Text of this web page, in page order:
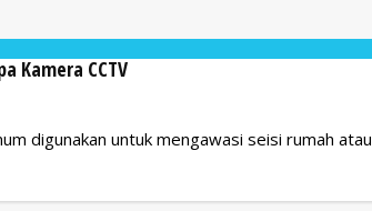
Kamera CCTV
digunakan untuk mengawasi seisi rumah atau